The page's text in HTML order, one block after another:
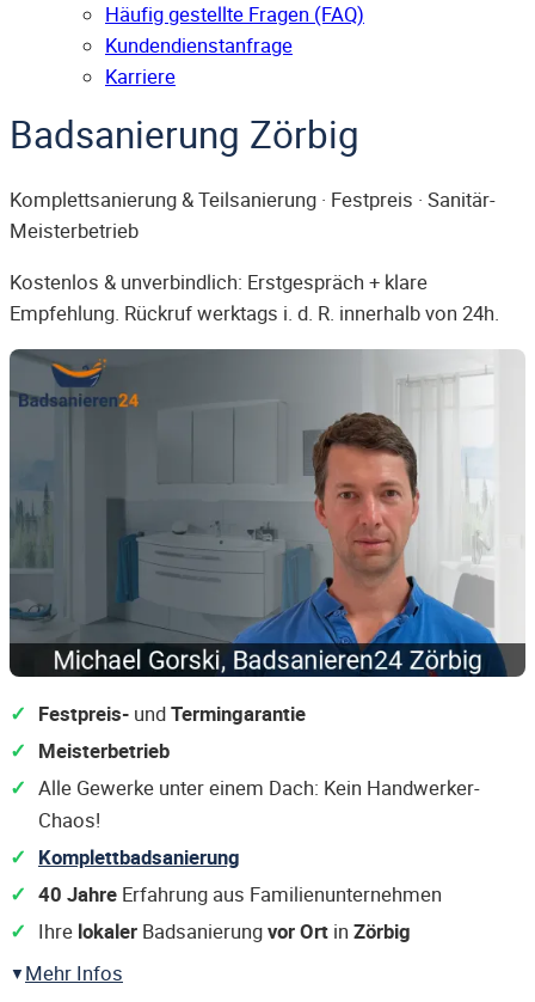
Häufig gestellte Fragen (FAQ)
Kunden­dienst­anfrage
Karriere
Badsanierung Zörbig
Komplettsanierung & Teilsanierung · Festpreis · Sanitär-
Meisterbetrieb
Kostenlos & unverbindlich: Erstgespräch + klare
Empfehlung. Rückruf werktags i. d. R. innerhalb von 24h.
Festpreis- undTermingarantie
Meisterbetrieb
Alle Gewerke unter einem Dach: Kein Handwerker-
Chaos!
Komplettbadsanierung
40 Jahre Erfahrung aus Familienunternehmen
Ihre lokaler Badsanierungvor Ort in Zörbig
Mehr Infos